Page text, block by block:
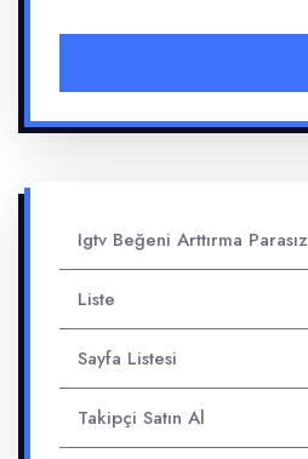
Igtv Beğeni Arttırma Parasız
Liste
Sayfa Listesi
Takipçi Satın Al